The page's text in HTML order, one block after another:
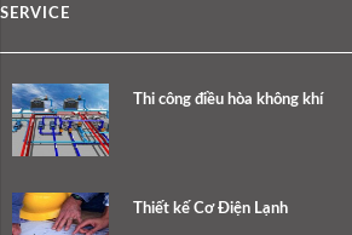
SERVICE
Thi công điều hòa không khí
Thiết kế Cơ Điện Lạnh